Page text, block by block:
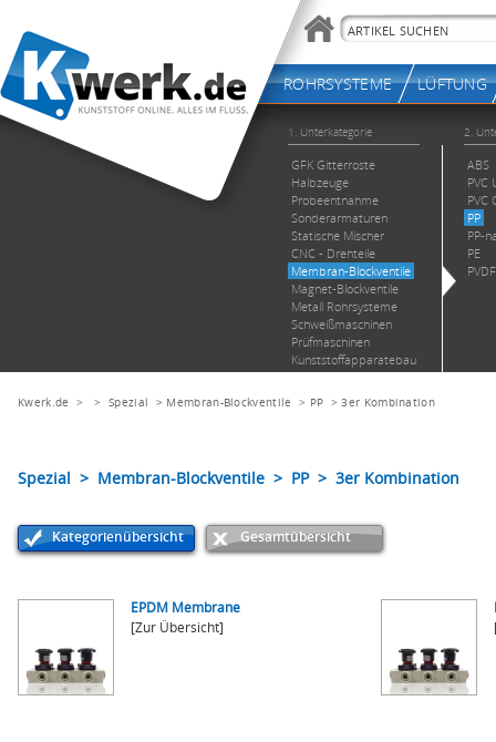
Kwerk.de > >Spezial > Membran-Blockventile > PP >3er Kombination
Spezial > Membran-Blockventile > PP > 3er Kombination
Kategorienübersicht Gesamtübersicht
EPDM Membrane
[Zur Übersicht]